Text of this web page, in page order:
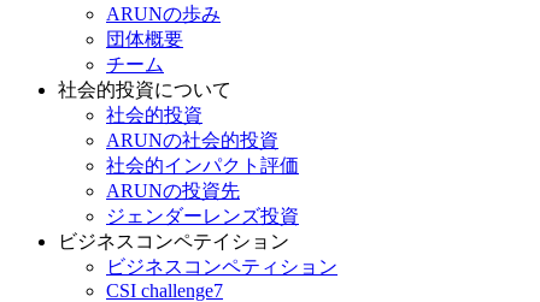
ARUNの歩み
団体概要
チーム
社会的投資について
社会的投資
ARUNの社会的投資
社会的インパクト評価
ARUNの投資先
ジェンダーレンズ投資
ビジネスコンペテイション
ビジネスコンペティション
CSI challenge7